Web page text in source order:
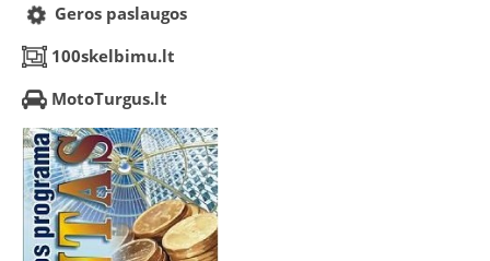
Geros paslaugos
100skelbimu.lt
MotoTurgus.lt